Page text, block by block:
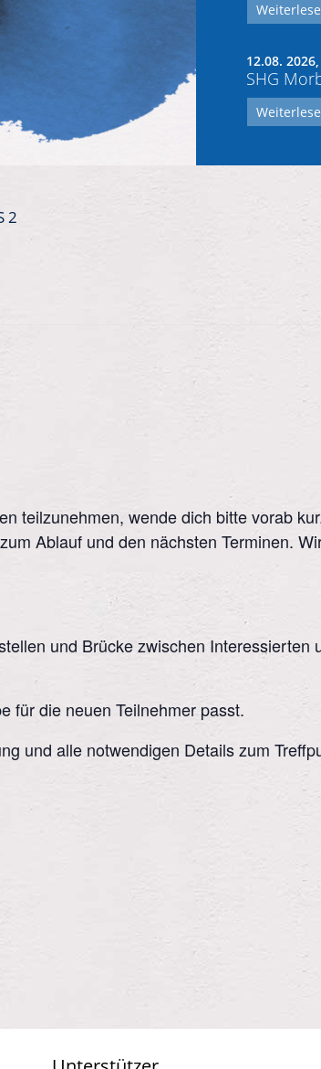
12.08.
SHG
2
teilzunehmen, wende dich bitte vorab
Ablauf und den nächsten Terminen.
und Brücke zwischen Interessierten
für die neuen Teilnehmer passt.
und alle notwendigen Details zum